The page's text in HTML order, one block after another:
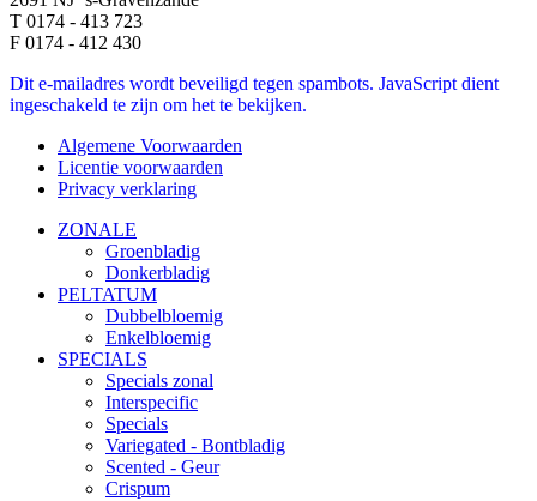
T 0174 - 413 723
F 0174 - 412 430
Dit e-mailadres wordt beveiligd tegen spambots. JavaScript dient
ingeschakeld te zijn om het te bekijken.
Algemene Voorwaarden
Licentie voorwaarden
Privacy verklaring
ZONALE
Groenbladig
Donkerbladig
PELTATUM
Dubbelbloemig
Enkelbloemig
SPECIALS
Specials zonal
Interspecific
Specials
Variegated - Bontbladig
Scented - Geur
Crispum